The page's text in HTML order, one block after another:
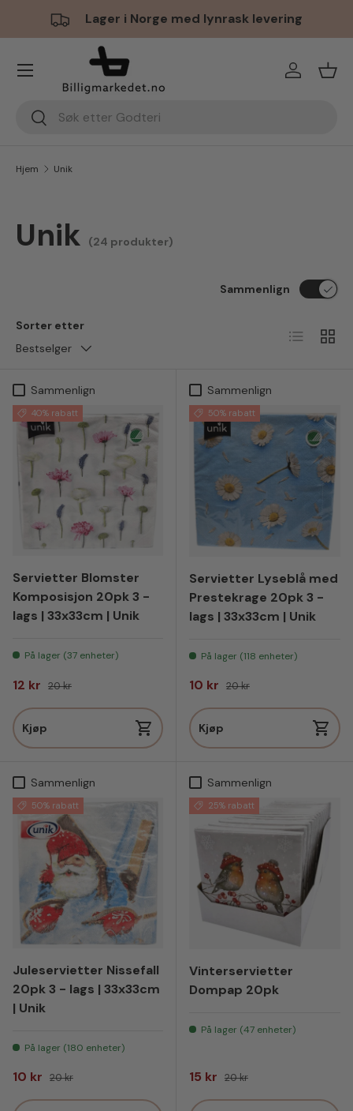
Hopp til innhold
Lager i Norge med lynrask levering
Søk
Søk
Logg inn
Meny
Hjem Unik
Unik (24 produkter)
Sorter etter
Bestselger
Sammenlign
Liste
Sammenlign
40% rabatt
Servietter Blomster
Komposisjon 20pk 3 -
lags | 33x33cm | Unik
På lager (37 enheter)
Salgspris
12 kr Vanlig pris
20 kr
Kjøp
Sammenlign
50% rabatt
Servietter Lyseblå med
Prestekrage 20pk 3 -
lags | 33x33cm | Unik
På lager (118 enheter)
Salgspris
10 kr Vanlig pris
20 kr
Kjøp
Sammenlign
50% rabatt
Juleservietter Nissefall
20pk 3 - lags | 33x33cm
| Unik
På lager (180 enheter)
Salgspris
10 kr Vanlig pris
20 kr
Sammenlign
25% rabatt
Vinterservietter
Dompap 20pk
På lager (47 enheter)
Salgspris
15 kr Vanlig pris
20 kr